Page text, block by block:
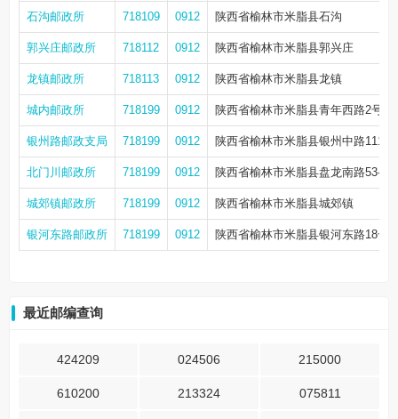
石沟邮政所 718109 0912 陕西省榆林市米脂县石沟
郭兴庄邮政所 718112 0912 陕西省榆林市米脂县郭兴庄
龙镇邮政所 718113 0912 陕西省榆林市米脂县龙镇
城内邮政所 718199 0912 陕西省榆林市米脂县青年西路2号
银州路邮政支局 718199 0912 陕西省榆林市米脂县银州中路111号
北门川邮政所 718199 0912 陕西省榆林市米脂县盘龙南路53-4号
城郊镇邮政所 718199 0912 陕西省榆林市米脂县城郊镇
银河东路邮政所 718199 0912 陕西省榆林市米脂县银河东路18号
最近邮编查询
424209 024506 215000
610200 213324 075811